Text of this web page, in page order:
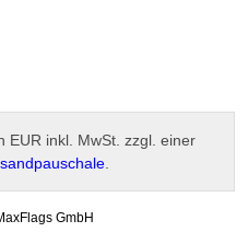
EUR inkl. MwSt. zzgl. einer
GmbH